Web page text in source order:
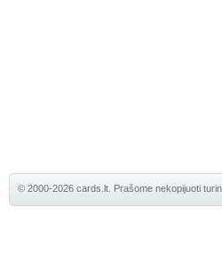
© 2000-2026 cards.lt. Prašome nekopijuoti